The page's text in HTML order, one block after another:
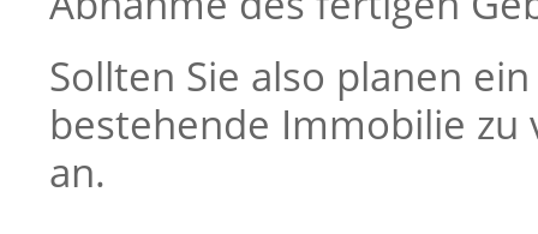
Sollten Sie also planen
bestehende Immobilie zu
an.